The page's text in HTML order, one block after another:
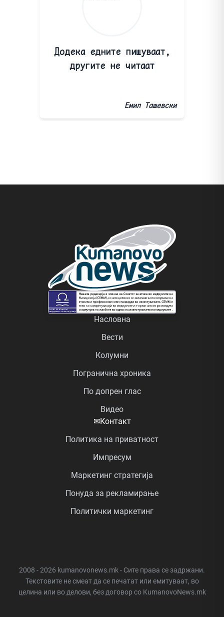
Додека едните пишуваат,
другите не читаат
Емил Ташевски
Насловна
Вести
Колумни
Погранична хроника
По допрен глас
Видео
✉Контакт
Политика на приватност
Импресум
Маркетинг стратегија
Понуда за рекламирање
Политички маркетинг
2008 - 2026 kumanovonews.mk - Сите права се задржани.
Текстовите не смеат да се печатат или емитуваат, во
целина или во делови, без договор со KumanovoNews.mk